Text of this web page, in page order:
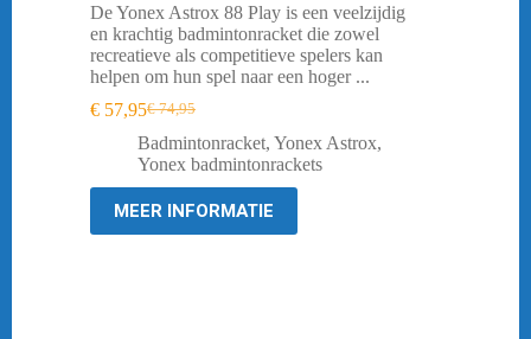
De Yonex Astrox 88 Play is een veelzijdig
en krachtig badmintonracket die zowel
recreatieve als competitieve spelers kan
helpen om hun spel naar een hoger ...
€74,95
Oorspronkelijke
prijs
was:
€ 57,95Huidige
prijs
is:
Badmintonracket, Yonex Astrox,
Yonex badmintonrackets
MEER INFORMATIE